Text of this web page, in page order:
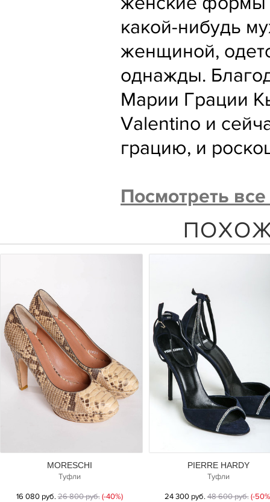
какой-нибудь
женщиной,
однажды.
Марии Грации
Valentino и
грацию, и
Посмотреть
MORESCHI
Туфли
16 080 руб.26 800 руб. (-40%)
PIERRE HARDY
Туфли
24 300 руб.48 600 руб. (-